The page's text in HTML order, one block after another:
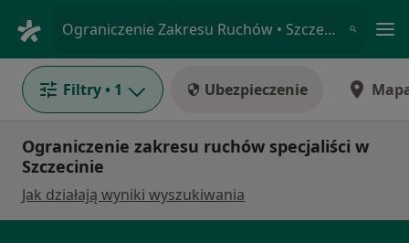
Ograniczenie Zakresu Ruchów • Szczecin, zachodniopomorskie
Filtry • 1 Ubezpieczenie
Ograniczenie zakresu ruchów specjaliści w
Szczecinie
Jak działają wyniki wyszukiwania